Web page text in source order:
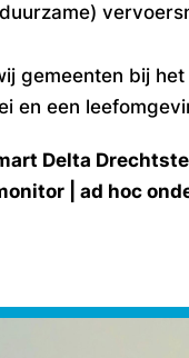
gemeenten bij
en een
Delta
| ad hoc